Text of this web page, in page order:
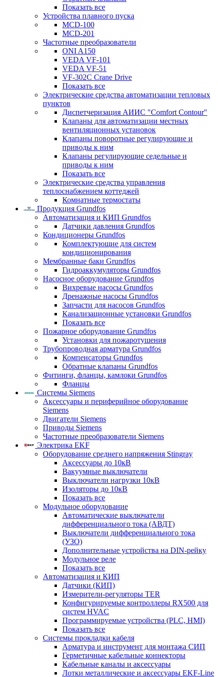
Показать все
Устройства плавного пуска
MCD-100
MCD-201
Частотные преобразователи
ONI A150
VEDA VF-101
VEDA VF-51
VF-302C Crane Drive
Показать все
Электрические средства автоматизации тепловых
пунктов
Диспетчеризация АИИС "Comfort Contour"
Клапаны для автоматизации местных
вентиляционных установок
Клапаны поворотные регулирующие и
приводы к ним
Клапаны регулирующие седельные и
приводы к ним
Показать все
Электрические средства управления
теплоснабжением коттеджей
Комнатные термостаты
Продукция Grundfos
Автоматизация и КИП Grundfos
Датчики давления Grundfos
Кондиционеры Grundfos
Комплектующие для систем
кондиционирования
Мембранные баки Grundfos
Гидроаккумуляторы Grundfos
Насосное оборудование Grundfos
Вихревые насосы Grundfos
Дренажные насосы Grundfos
Запчасти для насосов Grundfos
Канализационные установки Grundfos
Показать все
Пожарное оборудование Grundfos
Установки для пожаротушения
Трубопроводная арматура Grundfos
Компенсаторы Grundfos
Обратные клапаны Grundfos
Фитинги, фланцы, камлоки Grundfos
Фланцы
Системы Siemens
Аксессуары и периферийное оборудование
Siemens
Двигатели Siemens
Приводы Siemens
Частотные преобразователи Siemens
Электрика EKF
Оборудование среднего напряжения Stingray
Аксессуары до 10кВ
Вакуумные выключатели
Выключатели нагрузки 10кВ
Изоляторы до 10кВ
Показать все
Модульное оборудование
Автоматические выключатели
дифференциального тока (АВДТ)
Выключатели дифференциального тока
(УЗО)
Дополнительные устройства на DIN-рейку
Модульное реле
Показать все
Автоматизация и КИП
Датчики (КИП)
Измерители-регуляторы TER
Конфигурируемые контроллеры RX500 для
систем HVAC
Программируемые устройства (PLC, HMI)
Показать все
Системы прокладки кабеля
Арматура и инструмент для монтажа СИП
Герметичные кабельные коннекторы
Кабельные каналы и аксессуары
Лотки металлические и аксессуары EKF-Line